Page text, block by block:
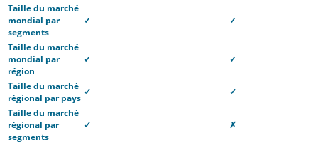
Taille du marché
mondial par
segments
✓ ✓
Taille du marché
mondial par
région
✓ ✓
Taille du marché
régional par pays
✓
✓
Taille du marché
régional par
segments
✓ ✗